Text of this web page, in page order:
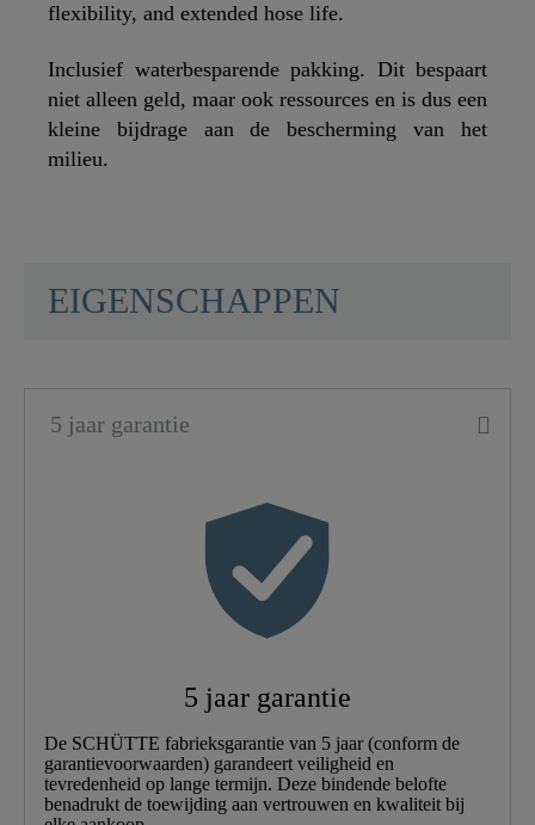
flexibility, and extended hose life.
Inclusief waterbesparende pakking. Dit bespaart
niet alleen geld, maar ook ressources en is dus een
kleine bijdrage aan de bescherming van het
milieu.
0,2 Kg
150,0 Cm
EIGENSCHAPPEN
5 jaar garantie
5 jaar garantie
De SCHÜTTE fabrieksgarantie van 5 jaar (conform de
garantievoorwaarden) garandeert veiligheid en
tevredenheid op lange termijn. Deze bindende belofte
benadrukt de toewijding aan vertrouwen en kwaliteit bij